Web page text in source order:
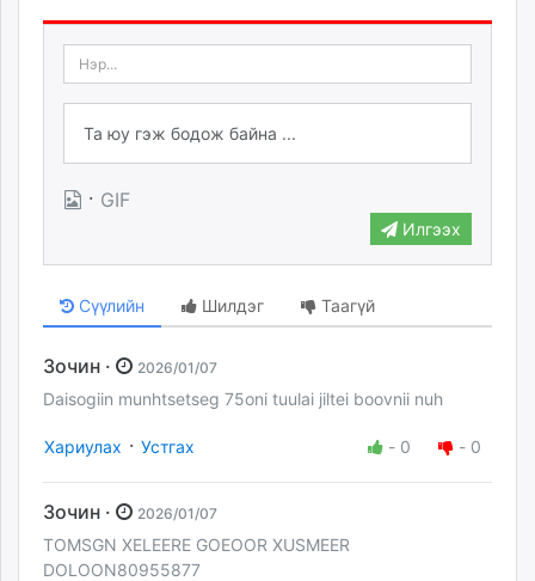
· GIF
Илгээх
Сүүлийн Шилдэг Таагүй
Зочин · 2026/01/07
Daisogiin munhtsetseg 75oni tuulai jiltei boovnii nuh
Хариулах · Устгах - 0 - 0
Зочин · 2026/01/07
TOMSGN XELEERE GOEOOR XUSMEER
DOLOON80955877